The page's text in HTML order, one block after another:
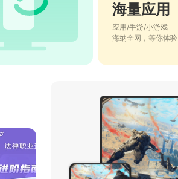
海量应用
应用/手游/小游戏
海纳全网，等你体验